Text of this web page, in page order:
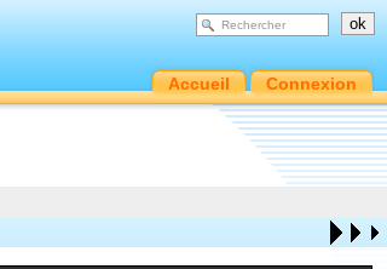
Accueil Connexion